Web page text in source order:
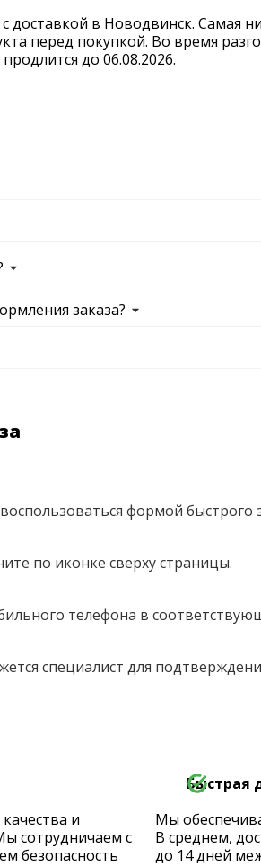
в Новодвинск. Самая
перед покупкой. Во время
до 06.08.2026.
заказа?
формой быстрого
по иконке сверху страницы.
телефона в
специалист для
и
сотрудничаем с
безопасность
Быстрая
Мы
В среднем,
до 14 дней